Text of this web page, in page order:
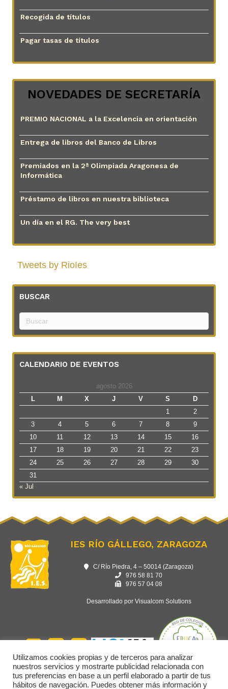
Recogida de títulos
Pagar tasas de títulos
NOVEDADES DE SECRETARÍA
PREMIO NACIONAL a la Excelencia en orientación
Entrega de libros del Banco de Libros
Premiados en la 2ª Olimpiada Aragonesa de
Informática
Préstamo de libros en nuestra biblioteca
Un día en el RG. The very best
Tweets by RioIes
BUSCAR
CALENDARIO DE EVENTOS
agosto 2026
L
M X J V S
D
1
2
3
4 5 6 7 8
9
10
11 12 13 14 15
16
17
18 19 20 21 22
23
24
25 26 27 28 29
30
31
« Jul
IES RÍO GÁLLEGO, ZARAGOZA
C/ Río Piedra, 4 – 50014 (Zaragoza)
976 58 81 70
976 57 04 08
Desarrollado por Visualcom Solutions
Utilizamos cookies propias y de terceros para analizar
nuestros servicios y mostrarte publicidad relacionada con
tus preferencias en base a un perfil elaborado a partir de tus
hábitos de navegación. Puedes obtener más información y